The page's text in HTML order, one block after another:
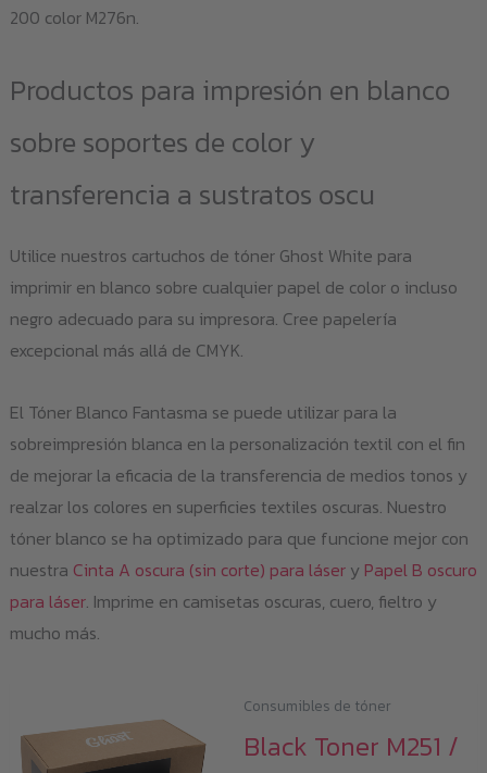
200 color M276n.
Productos para impresión en blanco
sobre soportes de color y
transferencia a sustratos oscu
Utilice nuestros cartuchos de tóner Ghost White para
imprimir en blanco sobre cualquier papel de color o incluso
negro adecuado para su impresora. Cree papelería
excepcional más allá de CMYK.
El Tóner Blanco Fantasma se puede utilizar para la
sobreimpresión blanca en la personalización textil con el fin
de mejorar la eficacia de la transferencia de medios tonos y
realzar los colores en superficies textiles oscuras. Nuestro
tóner blanco se ha optimizado para que funcione mejor con
nuestra Cinta A oscura (sin corte) para lásery Papel B oscuro
para láser. Imprime en camisetas oscuras, cuero, fieltro y
mucho más.
Consumibles de tóner
Black Toner M251 /